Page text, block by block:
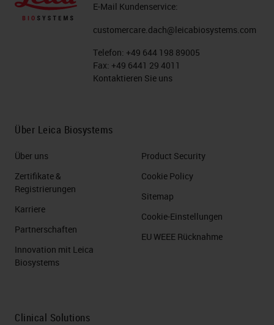
E-Mail Kundenservice:
customercare.dach@leicabiosystems.com
Telefon: +49 644 198 89005
Fax: +49 6441 29 4011
Kontaktieren Sie uns
Über Leica Biosystems
Über uns
Zertifikate &
Registrierungen
Karriere
Partnerschaften
Innovation mit Leica
Biosystems
Product Security
Cookie Policy
Sitemap
Cookie-Einstellungen
EU WEEE Rücknahme
Clinical Solutions